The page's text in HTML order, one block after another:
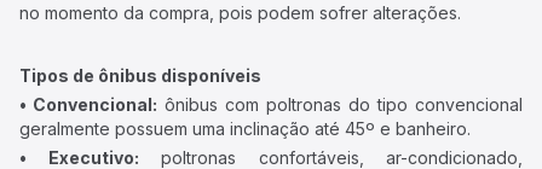
no momento da compra, pois podem sofrer alterações.
Tipos de ônibus disponíveis
• Convencional: ônibus com poltronas do tipo convencional
geralmente possuem uma inclinação até 45º e banheiro.
• Executivo: poltronas confortáveis, ar-condicionado,